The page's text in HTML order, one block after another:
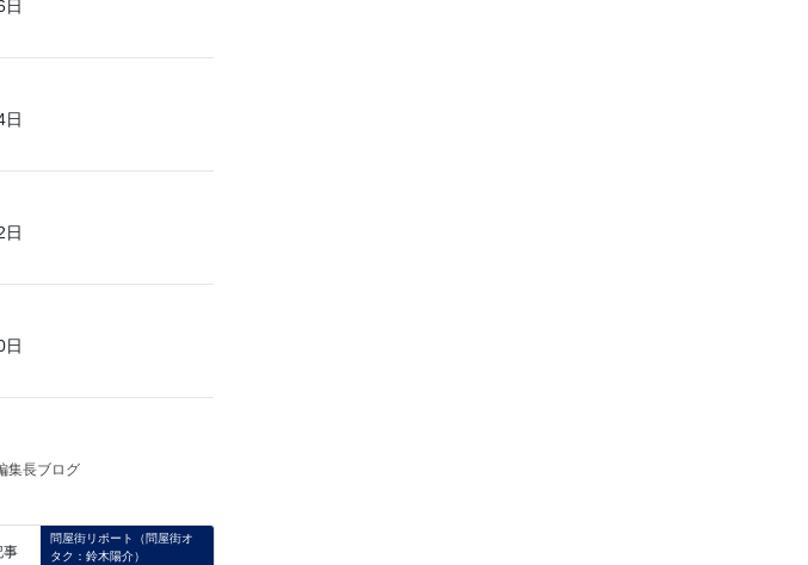
集長ブログ
問屋街リポート（問屋街オ
タク：鈴木陽介）
事